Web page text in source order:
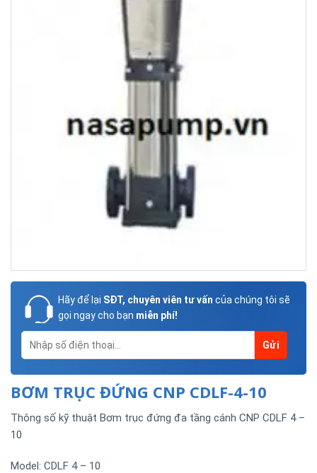
Hãy để lại SĐT, chuyên viên tư vấn của chúng tôi sẽ
gọi ngay cho bạn miễn phí!
BƠM TRỤC ĐỨNG CNP CDLF-4-10
Thông số kỹ thuật Bơm trục đứng đa tầng cánh CNP CDLF 4 –
10
Model: CDLF 4 – 10